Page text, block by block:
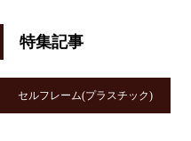
メガネ修理
特集記事
セルフレーム(プラスチック)